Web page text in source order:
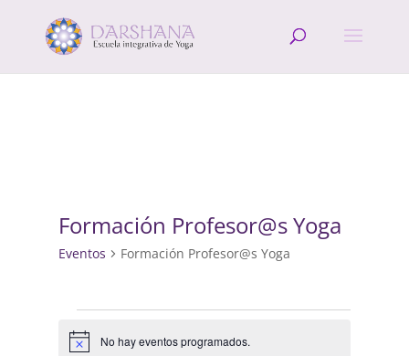
Formación Profesor@s Yoga
Eventos Formación Profesor@s Yoga
Eventos
Aviso No hay eventos programados.